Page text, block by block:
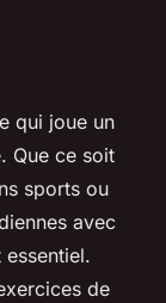
qui joue un
Que ce soit
sports ou
avec
de